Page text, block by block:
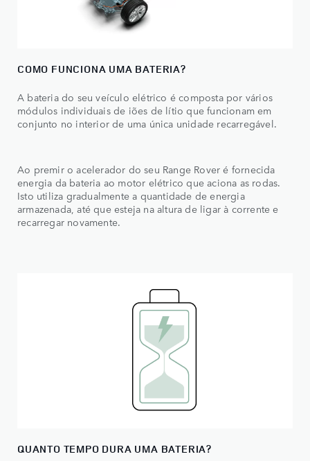
COMO FUNCIONA UMA BATERIA?
A bateria do seu veículo elétrico é composta por vários
módulos individuais de iões de lítio que funcionam em
conjunto no interior de uma única unidade recarregável.
Ao premir o acelerador do seu Range Rover é fornecida
energia da bateria ao motor elétrico que aciona as rodas.
Isto utiliza gradualmente a quantidade de energia
armazenada, até que esteja na altura de ligar à corrente e
recarregar novamente.
QUANTO TEMPO DURA UMA BATERIA?